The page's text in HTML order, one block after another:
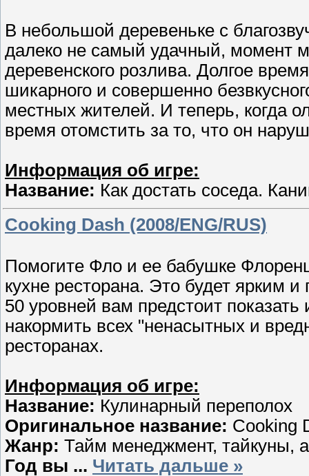
В небольшой деревеньке с
далеко не самый удачный, момент
деревенского розлива. Долгое
шикарного и совершенно
местных жителей. И теперь, когда
время отомстить за то, что он
Информация об игре:
Название: Как достать соседа.
Cooking Dash (2008/ENG/RUS)
Помогите Фло и ее бабушке
кухне ресторана. Это будет ярким
50 уровней вам предстоит
накормить всех "ненасытных и
ресторанах.
Информация об игре:
Название: Кулинарный переполох
Оригинальное название: Cooking
Жанр: Тайм менеджмент, тайкуны,
Год вы ... Читать дальше »